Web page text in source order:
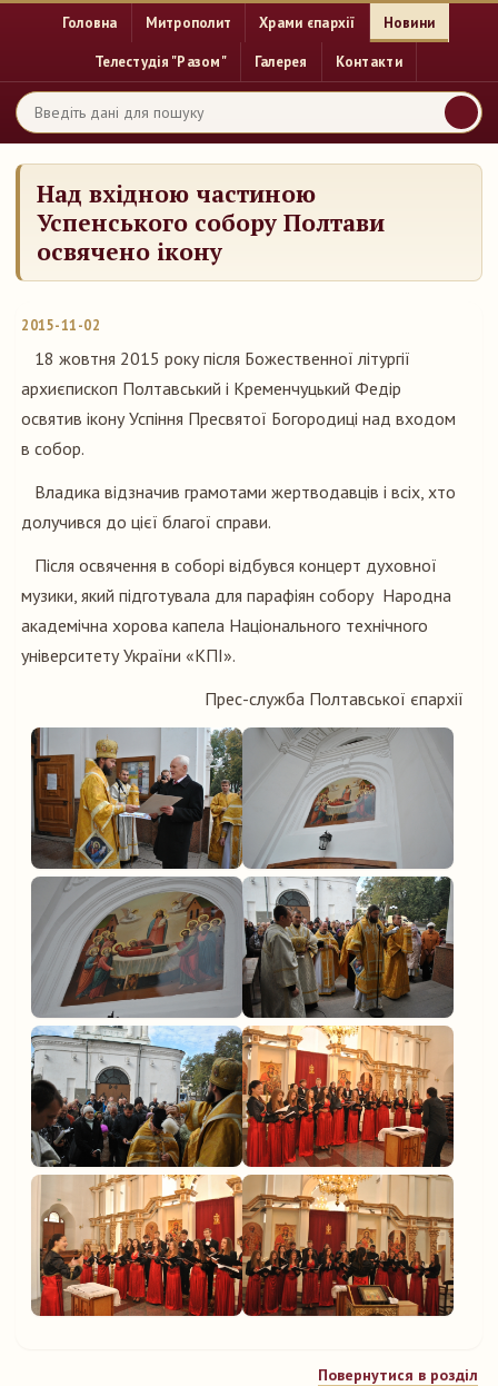
Головна Митрополит Храми єпархії Новини
Телестудія "Разом" Галерея Контакти
Над вхідною частиною
Успенського собору Полтави
освячено ікону
2015-11-02
18 жовтня 2015 року після Божественної літургії
архиєпископ Полтавський і Кременчуцький Федір
освятив ікону Успіння Пресвятої Богородиці над входом
в собор.
Владика відзначив грамотами жертводавців і всіх, хто
долучився до цієї благої справи.
Після освячення в соборі відбувся концерт духовної
музики, який підготувала для парафіян собору Народна
академічна хорова капела Національного технічного
університету України «КПІ».
Прес-служба Полтавської єпархії
Повернутися в розділ